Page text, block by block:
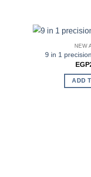
NEW
9 in 1
EGP
ADD